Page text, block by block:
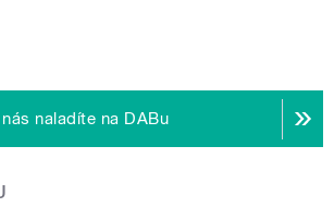
naladíte na DABu